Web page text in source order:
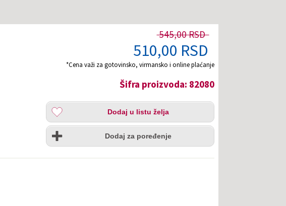
545,00 RSD
510,00 RSD
*Cena važi za gotovinsko, virmansko i online plaćanje
Šifra proizvoda: 82080
Dodaj
listu
želja
Dodaj u listu želja
Uporedi
Dodaj za poređenje